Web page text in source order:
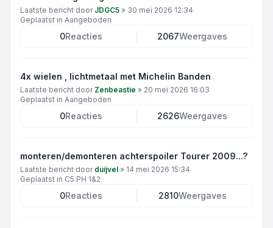
Laatste bericht door JDGC5 » 30 mei 2026 12:34
Geplaatst in Aangeboden
0Reacties 2067Weergaves
4x wielen , lichtmetaal met Michelin Banden
Laatste bericht door Zenbeastie » 20 mei 2026 16:03
Geplaatst in Aangeboden
0Reacties 2626Weergaves
monteren/demonteren achterspoiler Tourer 2009...?
Laatste bericht door duijvel » 14 mei 2026 15:34
Geplaatst in C5 PH 1&2
0Reacties 2810Weergaves